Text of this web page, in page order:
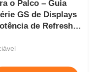
o Palco – Guia
GS de Displays
de Refresh